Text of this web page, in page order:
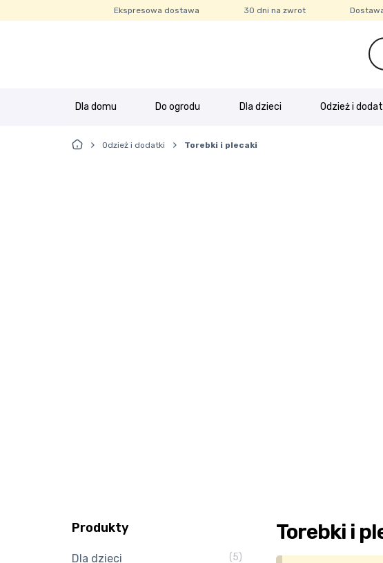
Ekspresowa dostawa 30 dni na zwrot
Dla domu Do ogrodu Dla dzieci Odzież i
Strona głównaBestsellery Blog FAQ
Strona główna
Odzież i dodatki Torebki i plecaki
Torebki i
Produkty
Dla dzieci (5)